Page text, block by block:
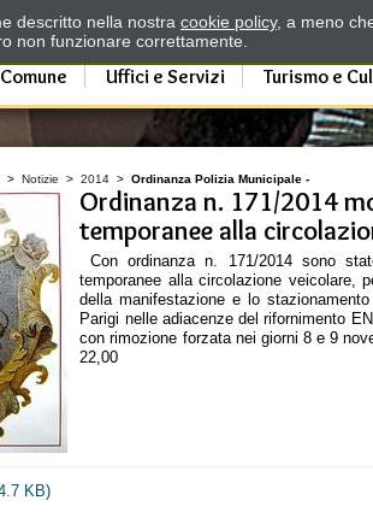
Uffici e Servizi Turismo e
>Notizie >2014 >Ordinanza Polizia Municipale -
Ordinanza n. 171/2014
temporanee alla
Con ordinanza n. 171/2014 sono
temporanee alla circolazione veicolare,
della manifestazione e lo
Parigi nelle adiacenze del rifornimento
con rimozione forzata nei giorni 8 e 9
22,00
KB)
descritto nella nostra cookie policy, a meno
non funzionare correttamente.